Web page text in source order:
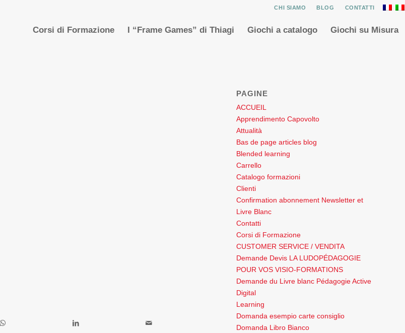
CHI SIAMO BLOG CONTATTI
Corsi di Formazione I “Frame Games” di Thiagi Giochi a catalogo Giochi su Misura
PAGINE
ACCUEIL
Apprendimento Capovolto
Attualità
Bas de page articles blog
Blended learning
Carrello
Catalogo formazioni
Clienti
Confirmation abonnement Newsletter et
Livre Blanc
Contatti
Corsi di Formazione
CUSTOMER SERVICE / VENDITA
Demande Devis LA LUDOPÉDAGOGIE
POUR VOS VISIO-FORMATIONS
Demande du Livre blanc Pédagogie Active
Digital
Learning
Domanda esempio carte consiglio
Domanda Libro Bianco